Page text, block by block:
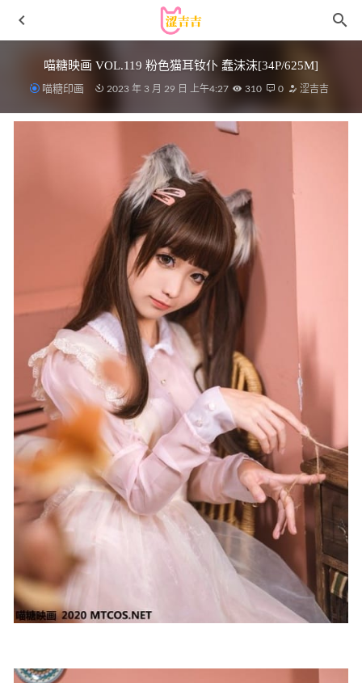
喵糖映画 VOL.119 粉色猫耳钕仆 蠢沫沫[34P/625M]
喵糖印画 2023 年 3 月 29 日 上午4:27 310 0 涩吉吉
雨波_HaneAme – NO.355 One Piece Yamato – 海贼王大和
2024-11-09
[微密圈]洁己 – 餐桌上的美味[61P-195M]
2024-07-09
果咩酱w – NO.019 战地甜心[21P5V/129MB]
纸悦Etsu_ko – NO.10 KIWI真化 [38P-348MB]
过期米线线喵 – NO.095 兔子女仆[58P/75MB]